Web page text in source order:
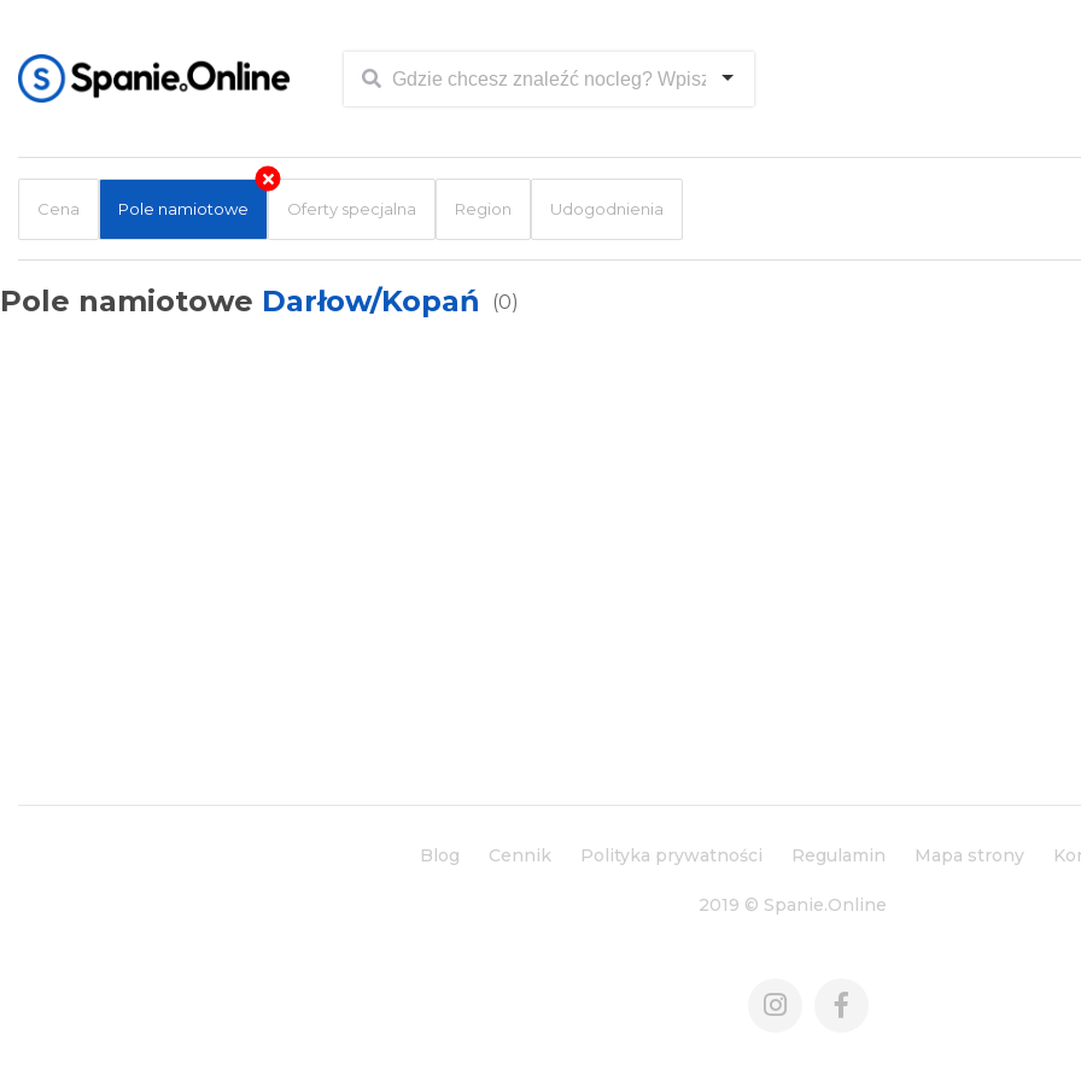
Cena Pole namiotowe Oferty specjalna Region Udogodnienia
Pole namiotowe Darłow/Kopań (0)
Blog Cennik Polityka prywatności Regulamin Mapa strony
2019 © Spanie.Online